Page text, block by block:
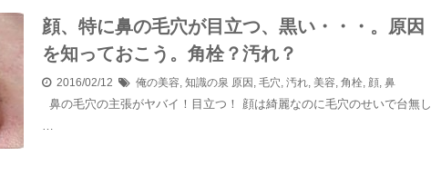
顔、特に鼻の毛穴が目立つ、黒い・・・。原因
を知っておこう。角栓？汚れ？
2016/02/12 俺の美容, 知識の泉 原因 , 毛穴, 汚れ, 美容, 角栓, 顔, 鼻
鼻の毛穴の主張がヤバイ！目立つ！ 顔は綺麗なのに毛穴のせいで台無し
…